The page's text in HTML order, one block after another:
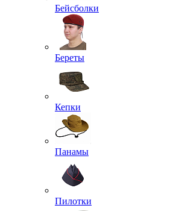
Бейсболки
Береты
Кепки
Панамы
Пилотки